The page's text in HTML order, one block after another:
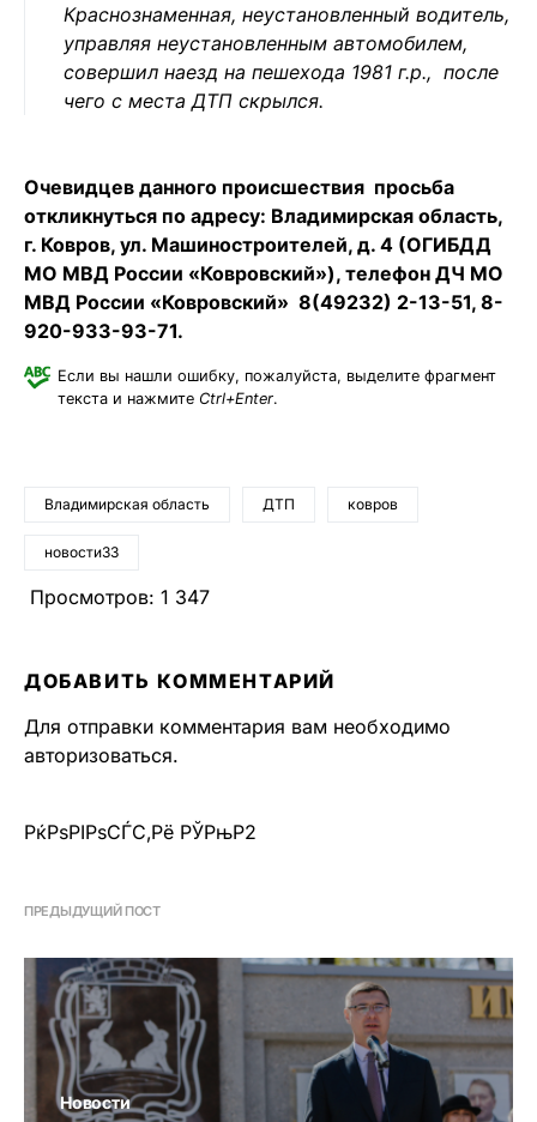
Краснознаменная, неустановленный водитель,
управляя неустановленным автомобилем,
совершил наезд на пешехода 1981 г.р., после
чего с места ДТП скрылся.
Очевидцев данного происшествия просьба
откликнуться по адресу: Владимирская область,
г. Ковров, ул. Машиностроителей, д. 4 (ОГИБДД
МО МВД России «Ковровский»), телефон ДЧ МО
МВД России «Ковровский» 8(49232) 2-13-51, 8-
920-933-93-71.
Если вы нашли ошибку, пожалуйста, выделите фрагмент
текста и нажмите Ctrl+Enter.
Владимирская область ДТП ковров
новости33
Просмотров: 1 347
ДОБАВИТЬ КОММЕНТАРИЙ
Для отправки комментария вам необходимо
авторизоваться.
РќРѕРІРѕСЃС‚Рё РЎРњР2
ПРЕДЫДУЩИЙ ПОСТ
Новости